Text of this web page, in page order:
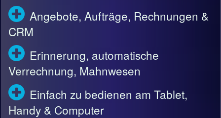
Angebote, Aufträge, Rechnungen &
CRM
Erinnerung, automatische
Verrechnung, Mahnwesen
Einfach zu bedienen am Tablet,
Handy & Computer